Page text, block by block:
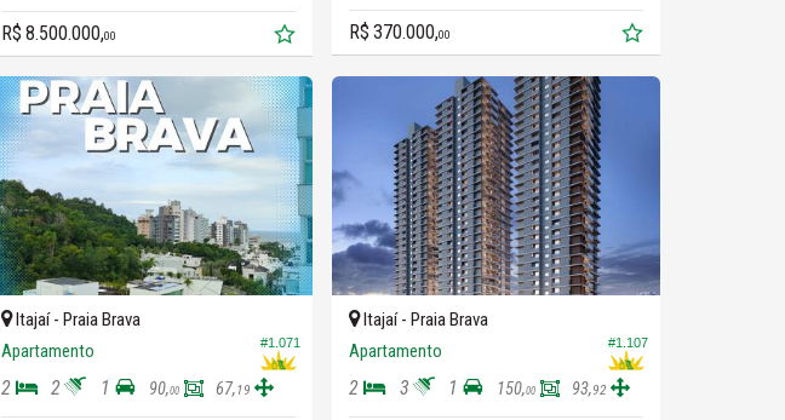
R$ 8.500.000,00 R$ 370.000,00
#1.071
Itajaí - Praia Brava
Apartamento
2 2 1 90,00 67,19
#1.107
Itajaí - Praia Brava
Apartamento
2 3 1 150,00 93,92